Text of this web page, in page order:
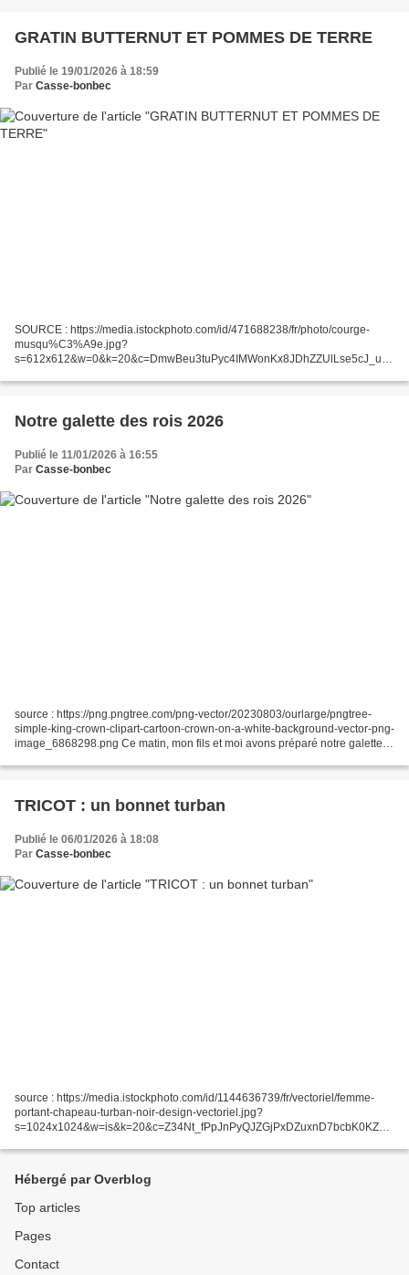
GRATIN BUTTERNUT ET POMMES DE TERRE
Publié le 19/01/2026 à 18:59
Par Casse-bonbec
SOURCE : https://media.istockphoto.com/id/471688238/fr/photo/courge-
musqu%C3%A9e.jpg?
s=612x612&w=0&k=20&c=DmwBeu3tuPyc4IMWonKx8JDhZZUlLse5cJ_uB
avec. J'ai généreusement beurré mon...
Notre galette des rois 2026
Publié le 11/01/2026 à 16:55
Par Casse-bonbec
source : https://png.pngtree.com/png-vector/20230803/ourlarge/pngtree-
simple-king-crown-clipart-cartoon-crown-on-a-white-background-vector-png-
image_6868298.png Ce matin, mon fils et moi avons préparé notre galette
TRICOT : un bonnet turban
Publié le 06/01/2026 à 18:08
Par Casse-bonbec
source : https://media.istockphoto.com/id/1144636739/fr/vectoriel/femme-
portant-chapeau-turban-noir-design-vectoriel.jpg?
s=1024x1024&w=is&k=20&c=Z34Nt_fPpJnPyQJZGjPxDZuxnD7bcbK0KZKn
Hébergé par Overblog
Top articles
Pages
Contact